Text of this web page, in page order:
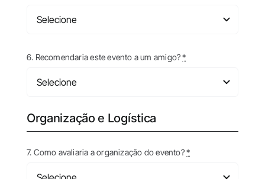
6. Recomendaria este evento a um amigo?*
Organização e Logística
7. Como avaliaria a organização do evento?*